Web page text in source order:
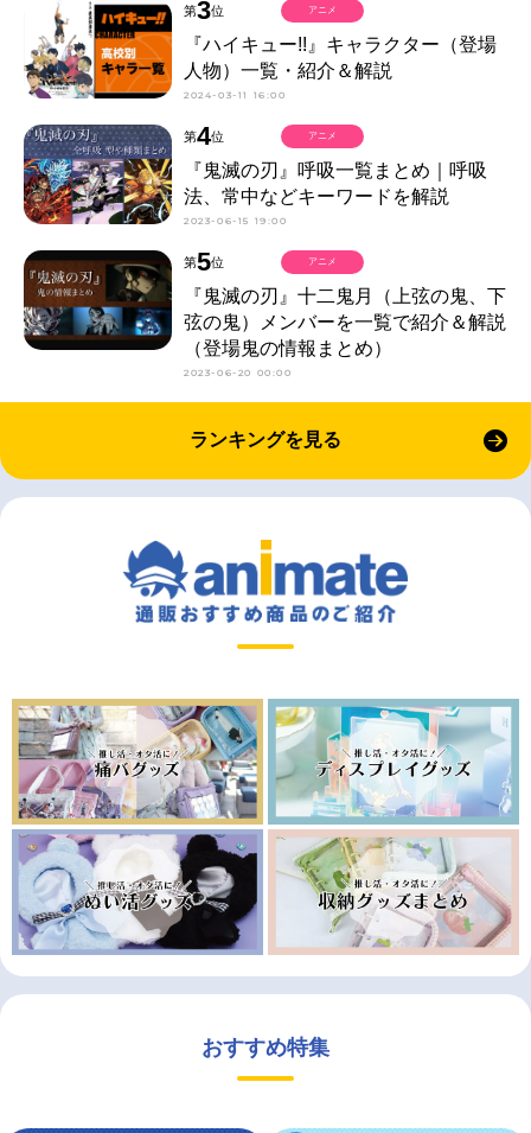
第3位
『ハイキュー!!』キャラクター（登場
人物）一覧・紹介＆解説
2024-03-11 16:00
アニメ
第4位
『鬼滅の刃』呼吸一覧まとめ｜呼吸
法、常中などキーワードを解説
2023-06-15 19:00
アニメ
第5位
『鬼滅の刃』十二鬼月（上弦の鬼、下
弦の鬼）メンバーを一覧で紹介＆解説
（登場鬼の情報まとめ）
2023-06-20 00:00
アニメ
ランキングを見る
おすすめ特集